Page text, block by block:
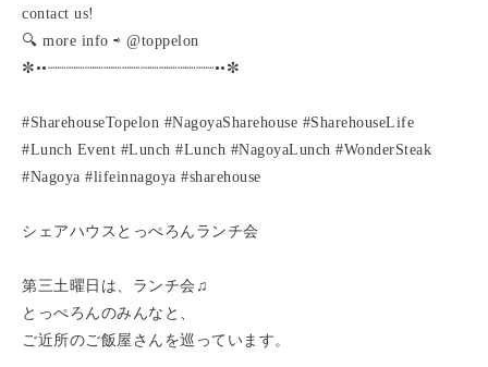
contact us!
🔍 more info ⇨ @toppelon
✼••┈┈┈┈┈┈┈┈┈┈┈┈┈┈┈┈┈┈••✼
#SharehouseTopelon #NagoyaSharehouse #SharehouseLife
#Lunch Event #Lunch #Lunch #NagoyaLunch #WonderSteak
#Nagoya #lifeinnagoya #sharehouse
シェアハウスとっぺろんランチ会
第三土曜日は、ランチ会♫
とっぺろんのみんなと、
ご近所のご飯屋さんを巡っています。